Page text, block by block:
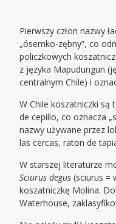
Pierwszy człon nazwy
„ósemko-zębny”, co
policzkowych
z języka Mapudungun
centralnym Chile) i
W Chile koszatniczki są
de cepillo, co oznacza
nazwy używane przez
las cercas, raton de
W starszej literaturze
Sciurus degus (sciurus =
koszatniczkę Molina.
Waterhouse,